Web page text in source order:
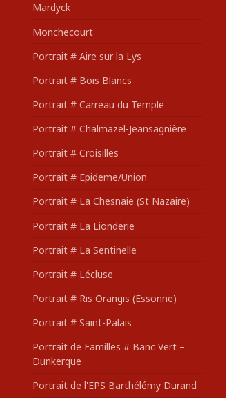
Mardyck
Monchecourt
Portrait # Aire sur la Lys
Portrait # Bois Blancs
Portrait # Carreau du Temple
Portrait # Chalmazel-Jeansagnière
Portrait # Croisilles
Portrait # Epideme/Union
Portrait # La Chesnaie (St Nazaire)
Portrait # La Lionderie
Portrait # La Sentinelle
Portrait # Lécluse
Portrait # Ris Orangis (Essonne)
Portrait # Saint-Palais
Portrait de Familles # Banc Vert –
Dunkerque
Portrait de l'EPS Barthélémy Durand